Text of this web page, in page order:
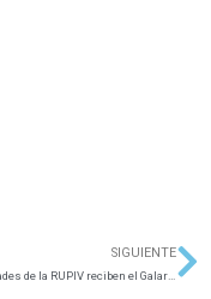
SIGUIENTE
Universidades de la RUPIV reciben el Galardón de Desarrollo e Impacto Social 2026